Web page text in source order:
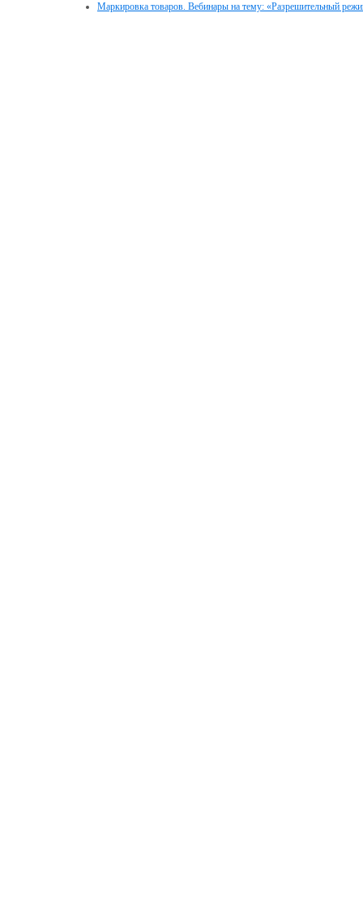
Маркировка товаров. Вебинары на тему: «Разрешительный